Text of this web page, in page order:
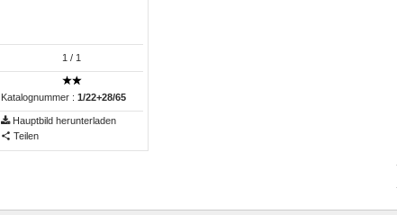
1 / 1
Katalognummer : 1/22+28/65
Hauptbild herunterladen
Teilen